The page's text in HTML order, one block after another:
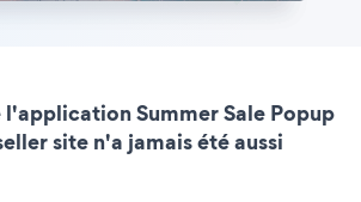
Summer Sale Popup
site n'a jamais été aussi